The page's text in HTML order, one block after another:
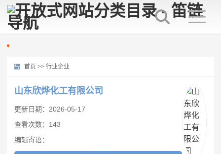
首页 >> 行业企业
山东欣烨化工有限公司
更新日期：2026-05-17
查看次数：143
编辑寄语：